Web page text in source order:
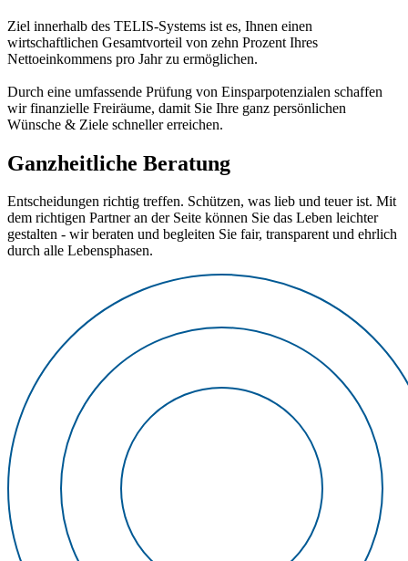
Ziel innerhalb des TELIS-Systems ist es, Ihnen einen
wirtschaftlichen Gesamtvorteil von zehn Prozent Ihres
Nettoeinkommens pro Jahr zu ermöglichen.
Durch eine umfassende Prüfung von Einsparpotenzialen schaffen
wir finanzielle Freiräume, damit Sie Ihre ganz persönlichen
Wünsche & Ziele schneller erreichen.
Ganzheitliche Beratung
Entscheidungen richtig treffen. Schützen, was lieb und teuer ist. Mit
dem richtigen Partner an der Seite können Sie das Leben leichter
gestalten - wir beraten und begleiten Sie fair, transparent und ehrlich
durch alle Lebensphasen.